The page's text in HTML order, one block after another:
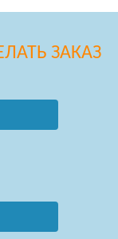
ЗАКАЗ